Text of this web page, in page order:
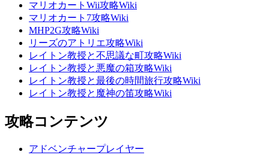
マリオカートWii攻略Wiki
マリオカート7攻略Wiki
MHP2G攻略Wiki
リーズのアトリエ攻略Wiki
レイトン教授と不思議な町攻略Wiki
レイトン教授と悪魔の箱攻略Wiki
レイトン教授と最後の時間旅行攻略Wiki
レイトン教授と魔神の笛攻略Wiki
攻略コンテンツ
アドベンチャープレイヤー